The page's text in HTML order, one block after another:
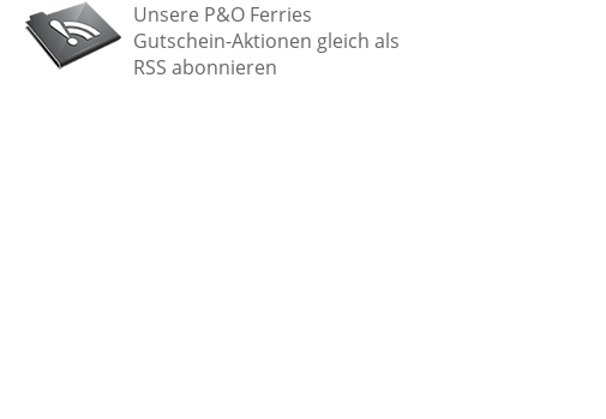
Unsere P&O Ferries
Gutschein-Aktionen gleich als
RSS abonnieren